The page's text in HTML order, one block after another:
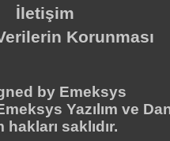
İletişim
Korunması
by Emeksys
Yazılım ve
hakları saklıdır.